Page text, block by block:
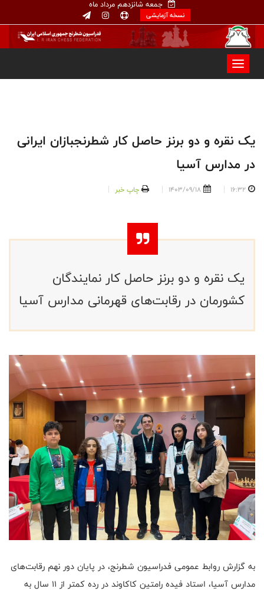
جمعه شانزدهم مرداد ماه
نسخه آزمایشی
یک نقره و دو برنز حاصل کار شطرنجبازان ایرانی
در مدارس آسیا
16:32
1403/09/18 چاپ خبر
یک نقره و دو برنز حاصل کار نمایندگان
کشورمان در رقابت‌های قهرمانی مدارس آسیا
به گزارش روابط عمومی فدراسیون شطرنج، در پایان دور نهم رقابت‌های
مدارس آسیا، استاد فیده رامتین کاکاوند در رده کمتر از ۱۱ سال به